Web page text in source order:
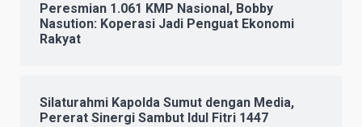
Peresmian 1.061 KMP Nasional, Bobby
Nasution: Koperasi Jadi Penguat Ekonomi
Rakyat
Silaturahmi Kapolda Sumut dengan Media,
Pererat Sinergi Sambut Idul Fitri 1447